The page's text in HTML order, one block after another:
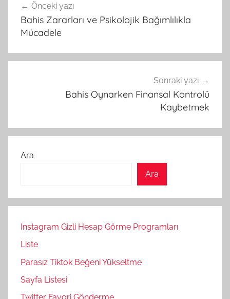
gezinmesi
Önceki yazı
Bahis Zararları ve Psikolojik Bağımlılıkla
Mücadele
Sonraki yazı
Bahis Oynarken Finansal Kontrolü
Kaybetmek
Ara
Ara
Instagram Gizli Hesap Görme Programları
Liste
Parasız Tiktok Beğeni Yükseltme
Sayfa Listesi